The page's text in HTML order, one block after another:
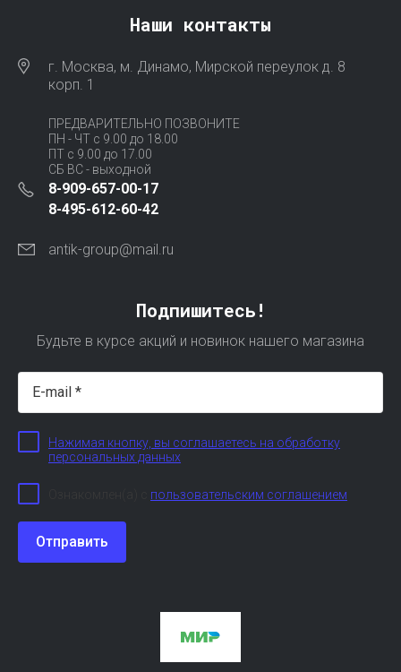
Наши контакты
г. Москва, м. Динамо, Мирской переулок д. 8
корп. 1
ПРЕДВАРИТЕЛЬНО ПОЗВОНИТЕ
ПН - ЧТ с 9.00 до 18.00
ПТ с 9.00 до 17.00
СБ ВС - выходной
8-909-657-00-17
8-495-612-60-42
antik-group@mail.ru
Подпишитесь!
Будьте в курсе акций и новинок нашего магазина
Нажимая кнопку, вы соглашаетесь на обработку
персональных данных
пользовательским соглашением
Отправить